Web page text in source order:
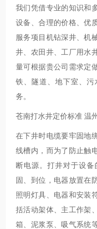
我们凭借专业的知识和
设备、合理的价格、优
服务项目机钻深井、机
井、农田井、工厂用水
量可根据贵公司需求定
铁、隧道、地下室、
务。
苍南打水井定价标准 温
在下井时电缆要牢固地
线槽内，而为了防止触
断电源。打井对于设
固、到位，电器放置在
照明灯具、电器和安装
括活动架体、主工作架
箱、泥浆泵、吸气系统